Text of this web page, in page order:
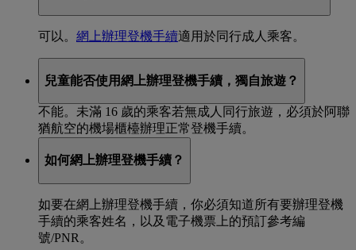
可以。 網上辦理登機手續適用於同行成人乘客。
兒童能否使用網上辦理登機手續，獨自旅遊？
不能。未滿 16 歲的乘客若無成人同行旅遊，必須於阿聯
猶航空的機場櫃檯辦理正常登機手續。
如何網上辦理登機手續？
如要在網上辦理登機手續，你必須知道所有要辦理登機
手續的乘客姓名，以及電子機票上的預訂參考編
號/PNR。